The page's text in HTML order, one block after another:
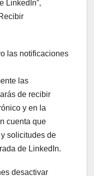
LinkedIn”,
las notificaciones
las
de recibir
y en la
cuenta que
solicitudes de
de LinkedIn.
desactivar